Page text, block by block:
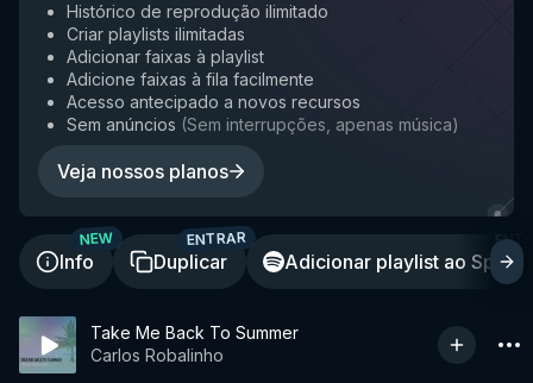
Histórico de reprodução ilimitado
Criar playlists ilimitadas
Adicionar faixas à playlist
Adicione faixas à fila facilmente
Acesso antecipado a novos recursos
Sem anúncios (Sem interrupções, apenas música)
Veja nossos planos
Info
NEW
Duplicar
ENTRAR
Adicionar playlist ao
Take Me Back To Summer
Carlos Robalinho